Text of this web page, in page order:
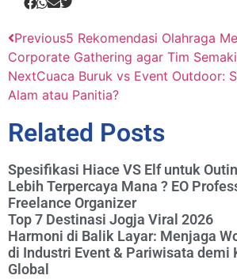
Previous5 Rekomendasi Olahraga
Corporate Gathering agar Tim
NextCuaca Buruk vs Event Outdoor:
Alam atau Panitia?
Related Posts
Spesifikasi Hiace VS Elf untuk
Lebih Terpercaya Mana ? EO
Freelance Organizer
Top 7 Destinasi Jogja Viral 2026
Harmoni di Balik Layar: Menjaga
di Industri Event & Pariwisata demi
Global